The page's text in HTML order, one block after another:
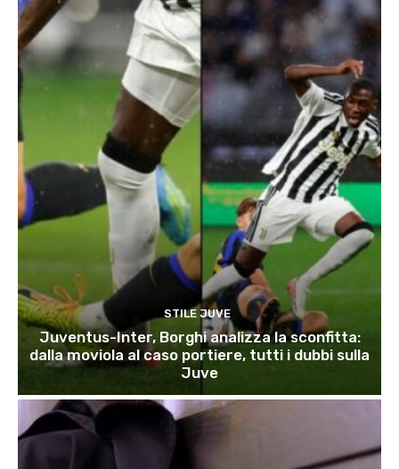
STILE JUVE
Juventus-Inter, Borghi analizza la sconfitta:
dalla moviola al caso portiere, tutti i dubbi sulla
Juve